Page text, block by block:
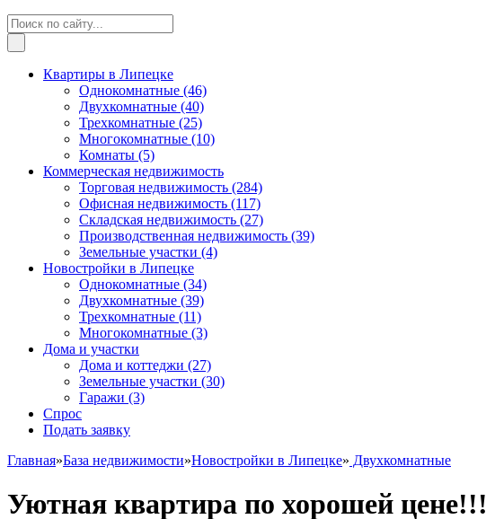
Квартиры в Липецке
Однокомнатные (46)
Двухкомнатные (40)
Трехкомнатные (25)
Многокомнатные (10)
Комнаты (5)
Коммерческая недвижимость
Торговая недвижимость (284)
Офисная недвижимость (117)
Складская недвижимость (27)
Производственная недвижимость (39)
Земельные участки (4)
Новостройки в Липецке
Однокомнатные (34)
Двухкомнатные (39)
Трехкомнатные (11)
Многокомнатные (3)
Дома и участки
Дома и коттеджи (27)
Земельные участки (30)
Гаражи (3)
Спрос
Подать заявку
Главная»База недвижимости»Новостройки в Липецке» Двухкомнатные
Уютная квартира по хорошей цене!!!